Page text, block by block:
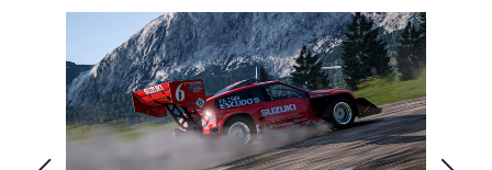
ゲーム
カルチャー
公式ストア